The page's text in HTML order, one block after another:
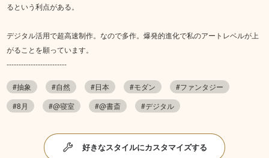
るという利点がある。
デジタル活用で超高速制作。なので多作。爆発的進化で私のアートレベルが上
がることを願っています。
-------------------------
#抽象 #自然 #日本 #モダン
#ファンタジー
#8月
#@寝室 #@書斎 #デジタル
好きなスタイルにカスタマイズする